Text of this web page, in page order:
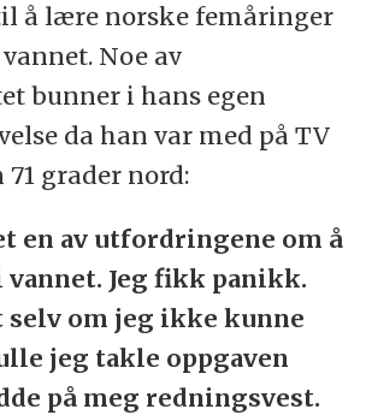
å lære norske femåringer
Noe av
bunner i hans egen
da han var med på TV
grader nord:
en av utfordringene om å
vannet. Jeg fikk panikk.
selv om jeg ikke kunne
jeg takle oppgaven
på meg redningsvest.